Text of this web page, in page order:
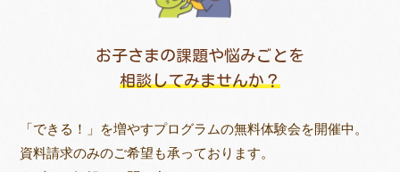
お子さまの課題や悩みごとを
相談してみませんか？
「できる！」を増やすプログラムの無料体験会を開催中。
資料請求のみのご希望も承っております。